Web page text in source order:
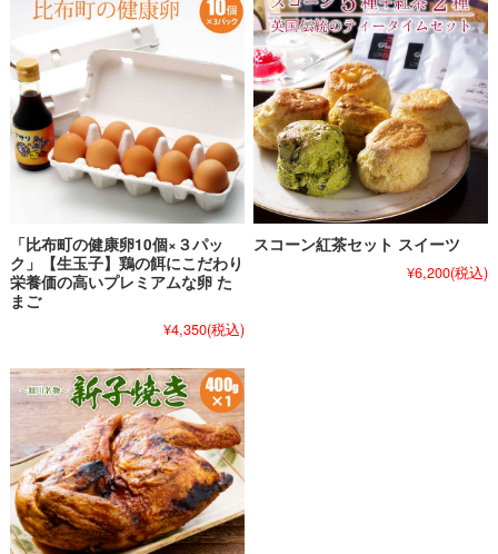
「比布町の健康卵10個×３パッ
ク」【生玉子】鶏の餌にこだわり
栄養価の高いプレミアムな卵 た
まご
¥4,350(税込)
スコーン紅茶セット スイーツ
¥6,200(税込)